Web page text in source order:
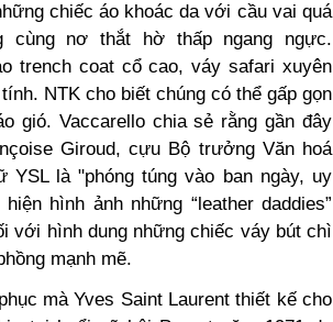
chiếc áo khoác da với cầu vai quá
cùng nơ thắt hờ thấp ngang ngực.
trench coat cổ cao, váy safari xuyên
NTK cho biết chúng có thể gấp gọn
gió. Vaccarello chia sẻ rằng gần đây
Giroud, cựu Bộ trưởng Văn hoá
là "phóng túng vào ban ngày, uy
hình ảnh những “leather daddies”
với hình dung những chiếc váy bút chì
mạnh mẽ.
mà Yves Saint Laurent thiết kế cho